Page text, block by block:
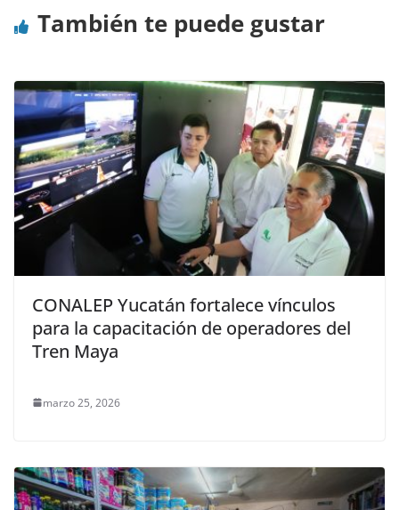
También te puede gustar
CONALEP Yucatán fortalece vínculos
para la capacitación de operadores del
Tren Maya
marzo 25, 2026